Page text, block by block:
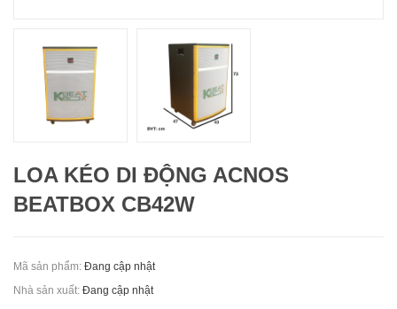
LOA KÉO DI ĐỘNG ACNOS
BEATBOX CB42W
Mã sản phẩm: Đang cập nhật
Nhà sản xuất: Đang cập nhật